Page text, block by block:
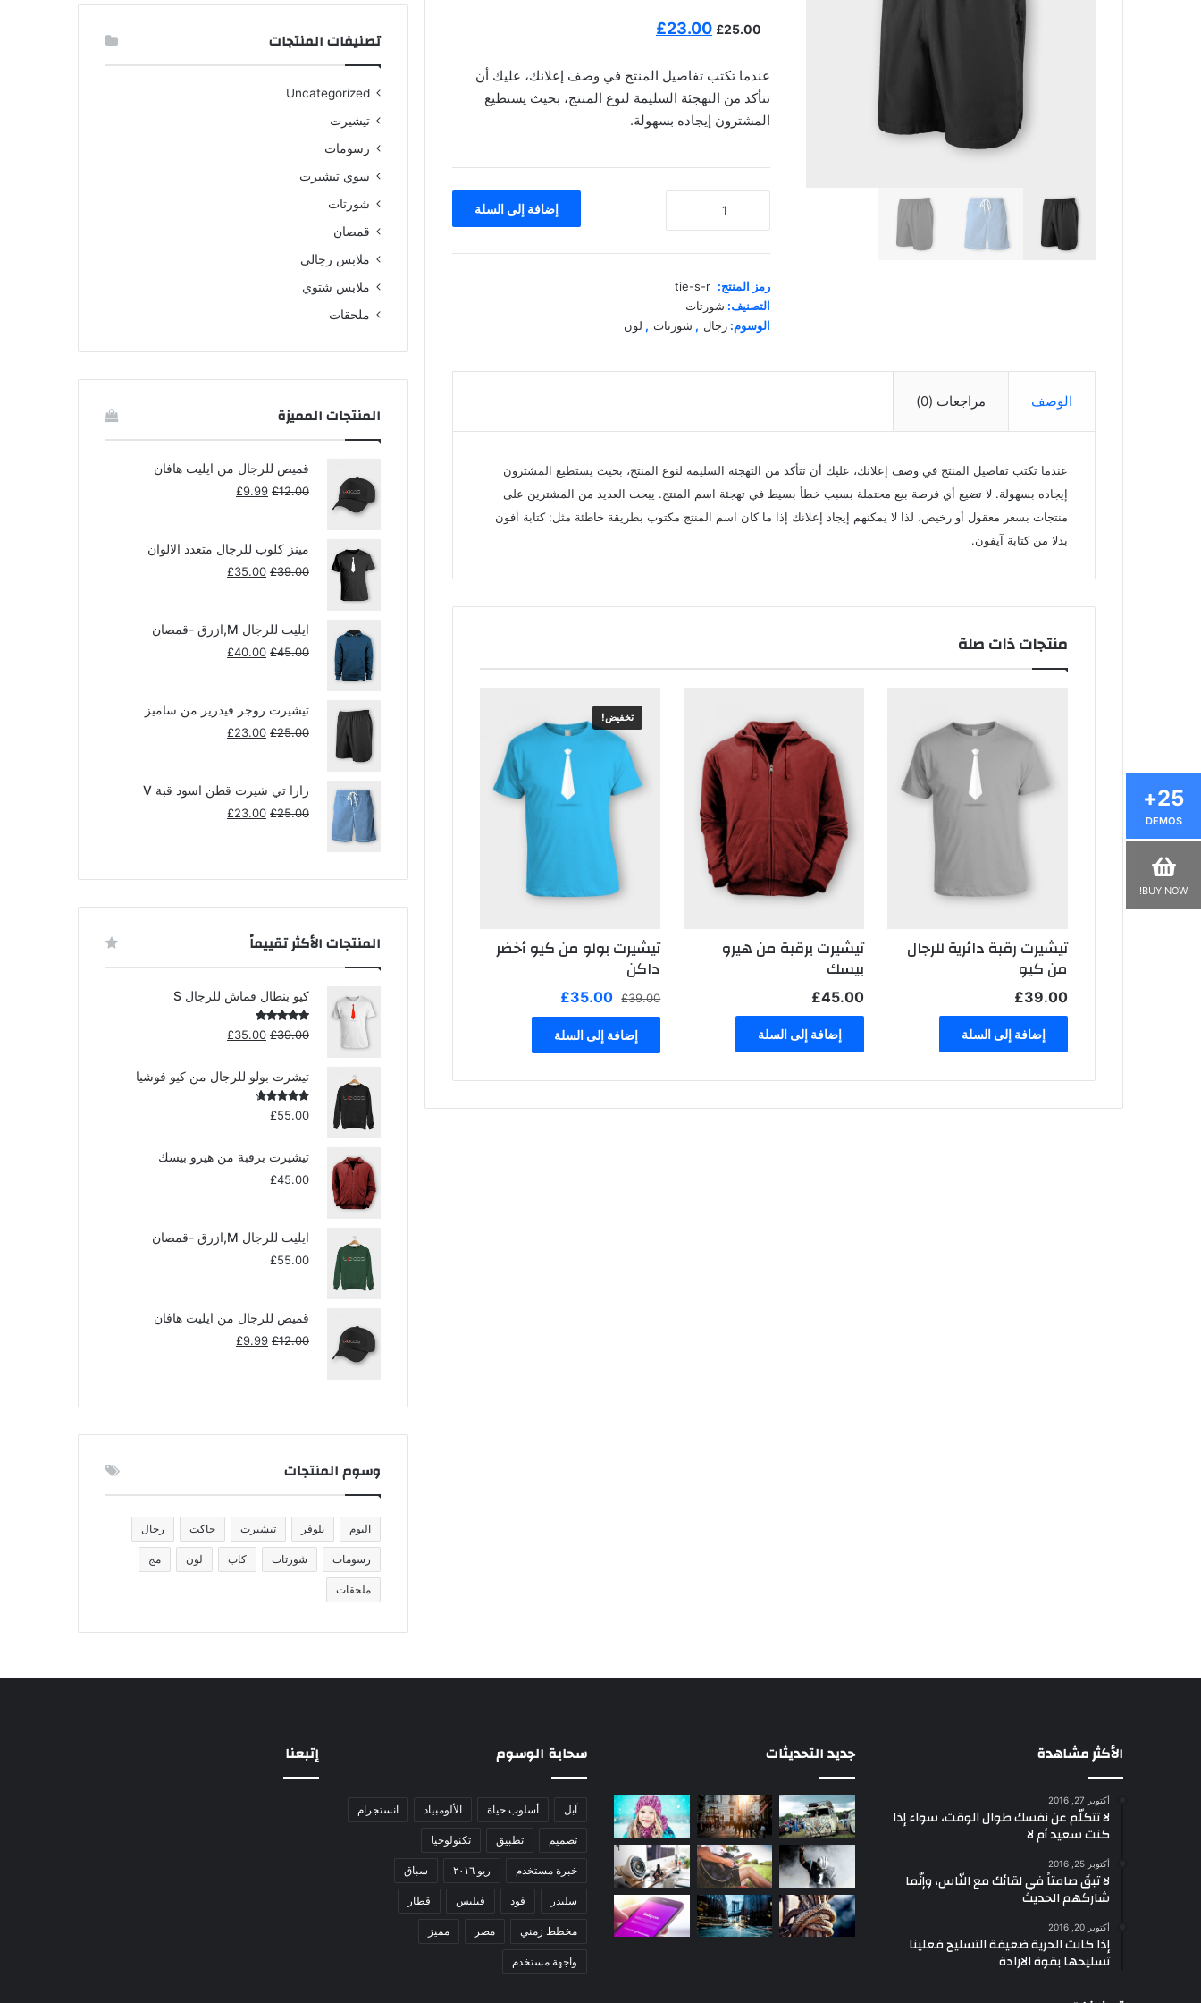
£25.00
السعر
هو:
£25.00.
£23.00
هو:
£23.00.
عندما تكتب تفاصيل المنتج في وصف إعلانك، عليك أن
تتأكد من التهجئة السليمة لنوع المنتج، بحيث يستطيع
المشترون إيجاده بسهولة.
فيدرير
ساميز
إضافة إلى السلة
رمز المنتج: tie-s-r
التصنيف: شورتات
الوسوم: رجال , شورتات , لون
الوصف مراجعات (0)
عندما تكتب تفاصيل المنتج في وصف إعلانك، عليك أن تتأكد من التهجئة السليمة لنوع المنتج، بحيث يستطيع المشترون
إيجاده بسهولة. لا تضيع أي فرصة بيع محتملة بسبب خطأ بسيط في تهجئة اسم المنتج. يبحث العديد من المشترين على
منتجات بسعر معقول أو رخيص، لذا لا يمكنهم إيجاد إعلانك إذا ما كان اسم المنتج مكتوب بطريقة خاطئة مثل: كتابة آفون
بدلا من كتابة آيفون.
منتجات ذات صلة
تيشيرت رقبة دائرية للرجال
من كيو
£39.00
إضافة إلى السلة
تيشيرت برقبة من هيرو
بيسك
£45.00
إضافة إلى السلة
تخفيض!
تيشيرت بولو من كيو أخضر
داكن
£39.00
السعر
الأصلي
هو:
£39.00.
£35.00 السعر
الحالي
هو:
£35.00.
إضافة إلى السلة
تصنيفات المنتجات
Uncategorized
تيشيرت
رسومات
سوي تيشيرت
شورتات
قمصان
ملابس رجالي
ملابس شتوي
ملحقات
المنتجات المميزة
قميص للرجال من ايليت هافان
£12.00
السعر
£12.00.
£9.99 السعر
£9.99.
مينز كلوب للرجال متعدد الالوان
£39.00
السعر
£39.00.
£35.00 السعر
£35.00.
ايليت للرجال M,ازرق -قمصان
£45.00
السعر £40.00 السعر
£40.00.
تيشيرت روجر فيدرير من ساميز
£25.00
السعر
£25.00.
£23.00 السعر
£23.00.
زارا تي شيرت قطن اسود قبة V
£25.00
السعر £23.00 السعر
المنتجات الأكثر تقييماً
كيو بنطال قماش للرجال S
تم التقييم
من 5
£39.00
السعر
هو:
£39.00.
£35.00 السعر
هو:
تيشرت بولو للرجال من كيو فوشيا
تم التقييم
£55.00
تيشيرت برقبة من هيرو بيسك
£45.00
ايليت للرجال M,ازرق -قمصان
£55.00
قميص للرجال من ايليت هافان
£12.00
السعر£9.99 السعر
وسوم المنتجات
البوم بلوفر تيشيرت جاكت رجال
رسومات شورتات كاب لون مج
ملحقات
الأكثر مشاهدة
أكتوبر 27, 2016
لا تتكلّم عن نفسك طوال الوقت، سواء إذا
كنت سعيد أم لا
أكتوبر 25, 2016
لا تبقَ صامتاً في لقائك مع النّاس، وإنّما
شاركهم الحديث
أكتوبر 20, 2016
إذا كانت الحرية ضعيفة التسليح فعلينا
تسليحها بقوة الارادة
جديد التحديثات سحابة الوسوم
آبل أسلوب حياة الألومبياد انستجرام
تصميم تطبيق تكنولوجيا
خبرة مستخدم ريو ٢٠١٦ سباق
سليدر فود فيلبس قطار
مخطط زمني مصر مميز
واجهة مستخدم
إتبعنا
25+
DEMOS
BUY NOW!